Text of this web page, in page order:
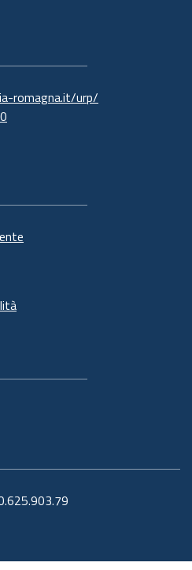
romagna.it/urp/